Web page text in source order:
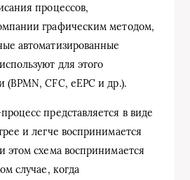
процессов,
графическим методом,
автоматизированные
для этого
(BPMN, CFC, eEPC и др.).
представляется в виде
и легче воспринимается
этом схема воспринимается
случае, когда